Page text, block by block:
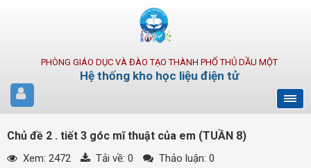
PHÒNG GIÁO DỤC VÀ ĐÀO TẠO THÀNH PHỐ THỦ DẦU MỘT
Hệ thống kho học liệu điện tử
Chủ đề 2 . tiết 3 góc mĩ thuật của em (TUẦN 8)
Xem: 2472 Tải về: 0 Thảo luận: 0